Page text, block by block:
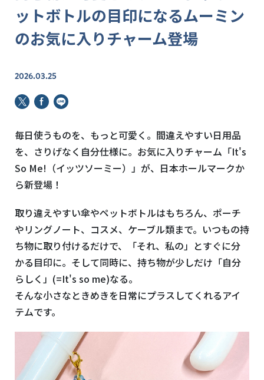
ットボトルの目印になるムーミン
のお気に入りチャーム登場
2026.03.25
毎日使うものを、もっと可愛く。間違えやすい日用品
を、さりげなく自分仕様に。お気に入りチャーム「It's
So Me!（イッツソーミー）」が、日本ホールマークか
ら新登場！
取り違えやすい傘やペットボトルはもちろん、ポーチ
やリングノート、コスメ、ケーブル類まで。いつもの持
ち物に取り付けるだけで、「それ、私の」とすぐに分
かる目印に。そして同時に、持ち物が少しだけ「自分
らしく」(=It's so me)なる。
そんな小さなときめきを日常にプラスしてくれるアイ
テムです。